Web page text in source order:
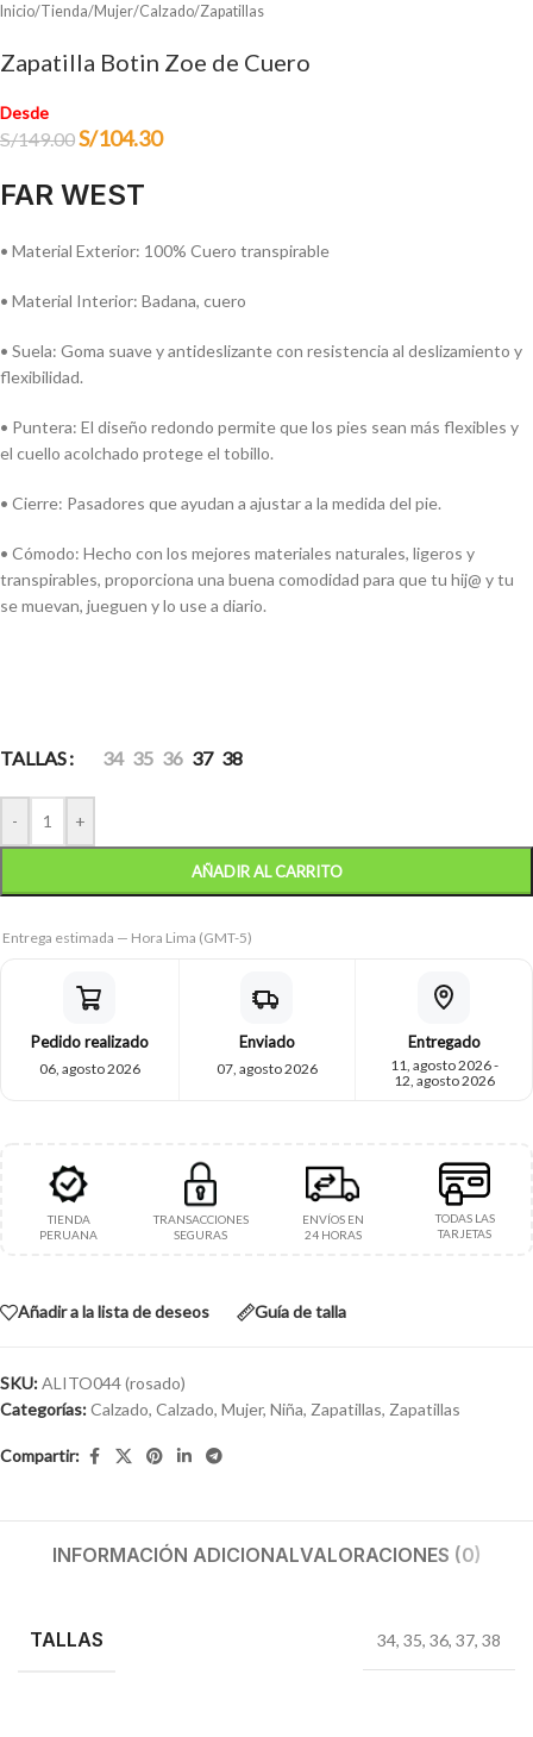
Inicio/Tienda/Mujer/Calzado/Zapatillas
Zapatilla Botin Zoe de Cuero
Desde
S/149.00S/104.30
FAR WEST
• Material Exterior: 100% Cuero transpirable
• Material Interior: Badana, cuero
• Suela: Goma suave y antideslizante con resistencia al deslizamiento y
flexibilidad.
• Puntera: El diseño redondo permite que los pies sean más flexibles y
el cuello acolchado protege el tobillo.
• Cierre: Pasadores que ayudan a ajustar a la medida del pie.
• Cómodo: Hecho con los mejores materiales naturales, ligeros y
transpirables, proporciona una buena comodidad para que tu hij@ y tu
se muevan, jueguen y lo use a diario.
TALLAS 34 35 36 37 38
- +
AÑADIR AL CARRITO
Entrega estimada — Hora Lima (GMT-5)
Pedido realizado
06, agosto 2026
Enviado
07, agosto 2026
Entregado
11, agosto 2026 -
12, agosto 2026
TIENDA
PERUANA
TRANSACCIONES
SEGURAS
ENVÍOS EN
24 HORAS
TODAS LAS
TARJETAS
Añadir a la lista de deseos Guía de talla
SKU:ALITO044 (rosado)
Categorías:Calzado, Calzado, Mujer, Niña, Zapatillas, Zapatillas
Compartir:
INFORMACIÓN ADICIONALVALORACIONES (0)
TALLAS 34, 35, 36, 37, 38